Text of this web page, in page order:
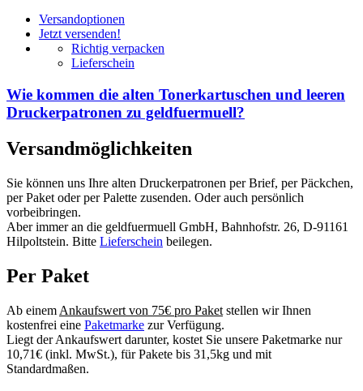
Versandoptionen
Jetzt versenden!
Richtig verpacken
Lieferschein
Wie kommen die alten Tonerkartuschen und leeren
Druckerpatronen zu geldfuermuell?
Versandmöglichkeiten
Sie können uns Ihre alten Druckerpatronen per Brief, per Päckchen,
per Paket oder per Palette zusenden. Oder auch persönlich
vorbeibringen.
Aber immer an die geldfuermuell GmbH, Bahnhofstr. 26, D-91161
Hilpoltstein. Bitte Lieferschein beilegen.
Per Paket
Ab einem Ankaufswert von 75€ pro Paket stellen wir Ihnen
kostenfrei eine Paketmarke zur Verfügung.
Liegt der Ankaufswert darunter, kostet Sie unsere Paketmarke nur
10,71€ (inkl. MwSt.), für Pakete bis 31,5kg und mit
Standardmaßen.